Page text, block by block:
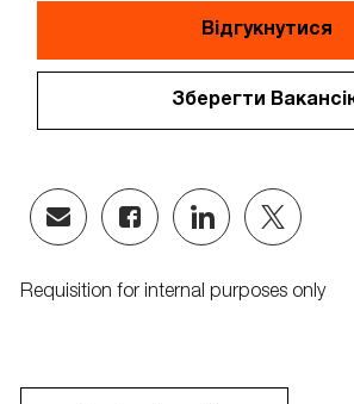
Відгукнутися
Зберегти
Share
via
Share
via
Share
via
Share
via
Requisition for internal purposes only